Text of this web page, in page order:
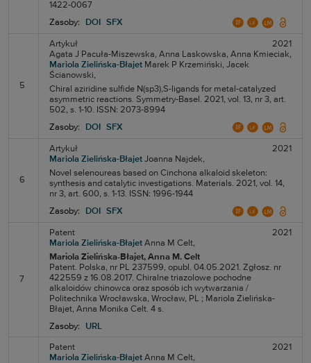
1422-0067
Zasoby:
DOI SFX
5
Artykuł
2021
Agata J Pacuła-Miszewska, Anna Laskowska, Anna Kmieciak,
Mariola Zielińska-Błajet Marek P Krzemiński, Jacek
Ścianowski,
Chiral aziridine sulfide N(sp3),S-ligands for metal-catalyzed
asymmetric reactions. Symmetry-Basel. 2021, vol. 13, nr 3, art.
502, s. 1-10. ISSN: 2073-8994
Zasoby:
DOI SFX
6
Artykuł
2021
Mariola Zielińska-Błajet Joanna Najdek,
Novel selenoureas based on Cinchona alkaloid skeleton:
synthesis and catalytic investigations. Materials. 2021, vol. 14,
nr 3, art. 600, s. 1-13. ISSN: 1996-1944
Zasoby:
DOI SFX
7
Patent
2021
Mariola Zielińska-Błajet Anna M Celt,
Mariola Zielińska-Błajet, Anna M. Celt
Patent. Polska, nr PL 237599, opubl. 04.05.2021. Zgłosz. nr
422559 z 16.08.2017. Chiralne triazolowe pochodne
alkaloidów chinowca oraz sposób ich wytwarzania /
Politechnika Wrocławska, Wrocław, PL ; Mariola Zielińska-
Błajet, Anna Monika Celt. 4 s.
Zasoby:
URL
Patent
2021
Mariola Zielińska-Błajet Anna M Celt,